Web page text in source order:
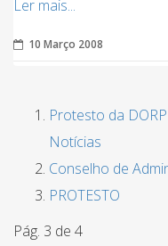
Ler mais...
10 Março 2008
Protesto da
Notícias
Conselho de
PROTESTO
Pág. 3 de 4